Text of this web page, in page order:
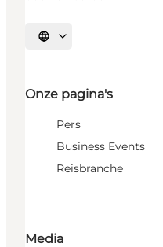
Selecteer taal
Onze pagina's
Pers
Business Events
Reisbranche
Media